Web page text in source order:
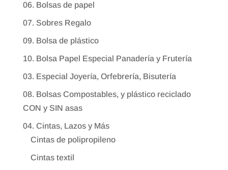
06. Bolsas de papel
07. Sobres Regalo
09. Bolsa de plástico
10. Bolsa Papel Especial Panadería y Frutería
03. Especial Joyería, Orfebrería, Bisutería
08. Bolsas Compostables, y plástico reciclado
CON y SIN asas
04. Cintas, Lazos y Más
Cintas de polipropileno
Cintas textil